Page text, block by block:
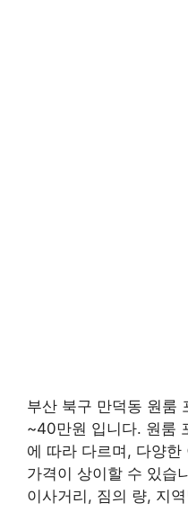
부산 북구 만덕동 원룸
~40만원 입니다. 원룸
에 따라 다르며, 다양
가격이 상이할 수 있습
이사거리, 짐의 량, 지